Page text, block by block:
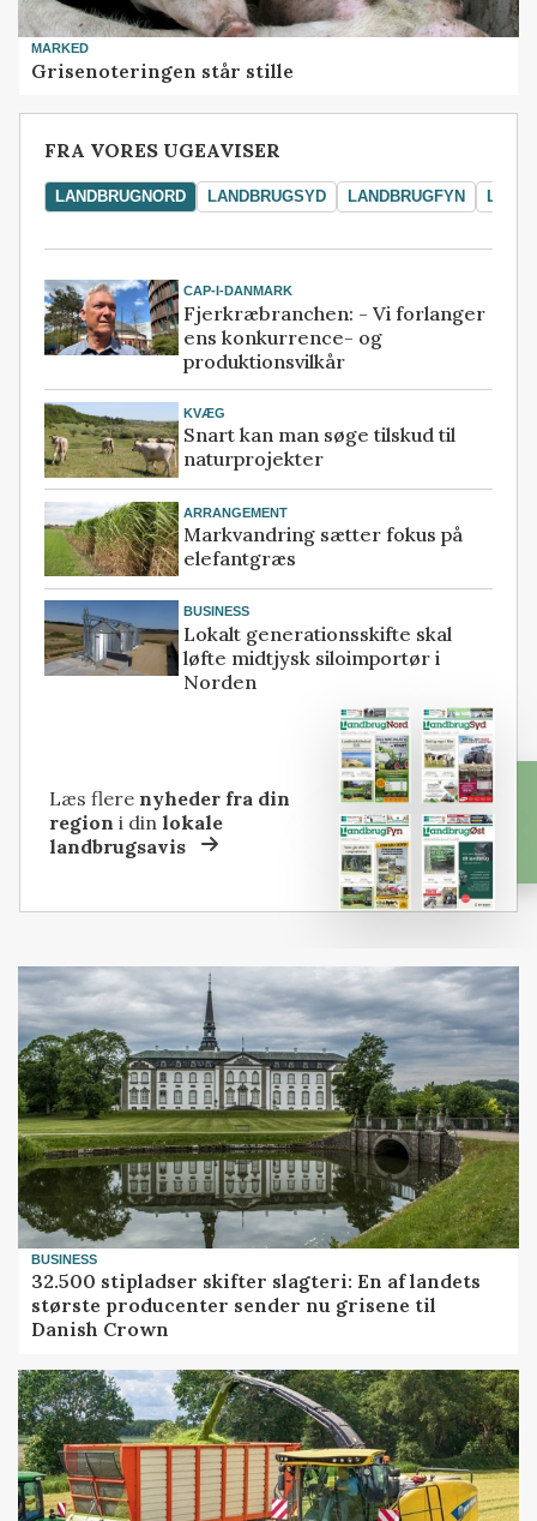
MARKED
Grisenoteringen står stille
FRA VORES UGEAVISER
LANDBRUGNORD LANDBRUGSYD LANDBRUGFYN
CAP-I-DANMARK
Fjerkræbranchen: - Vi forlanger
ens konkurrence- og
produktionsvilkår
KVÆG
Snart kan man søge tilskud til
naturprojekter
ARRANGEMENT
Markvandring sætter fokus på
elefantgræs
BUSINESS
Lokalt generationsskifte skal
løfte midtjysk siloimportør i
Norden
Læs flere nyheder fra din
region i dinlokale
landbrugsavis
BUSINESS
32.500 stipladser skifter slagteri: En af landets
største producenter sender nu grisene til
Danish Crown